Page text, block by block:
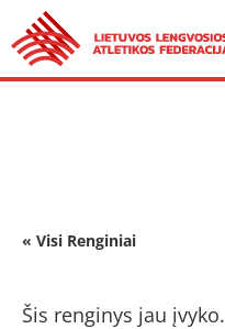
« Visi Renginiai
Šis renginys jau įvyko.